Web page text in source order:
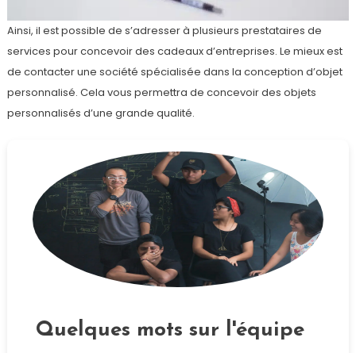
Ainsi, il est possible de s’adresser à plusieurs prestataires de
services pour concevoir des cadeaux d’entreprises. Le mieux est
de contacter une société spécialisée dans la conception d’objet
personnalisé. Cela vous permettra de concevoir des objets
personnalisés d’une grande qualité.
Quelques mots sur l'équipe